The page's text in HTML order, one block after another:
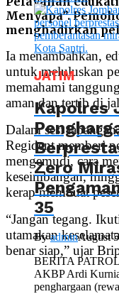
Menyapa”.
menghadirkan
Ia menambahkan,
untuk meluluskan
memahami
aman dan tertib di
Dalam sesi
Regident memberi
mengemudi, cara
keseimbangan,
kerap membuat
“Jangan tegang.
utamakan
benar siap,” ujar
JATIM
Kapolres
Zero
35
ByadminAugust
BERITA
AKBP Ardi
penghargaan